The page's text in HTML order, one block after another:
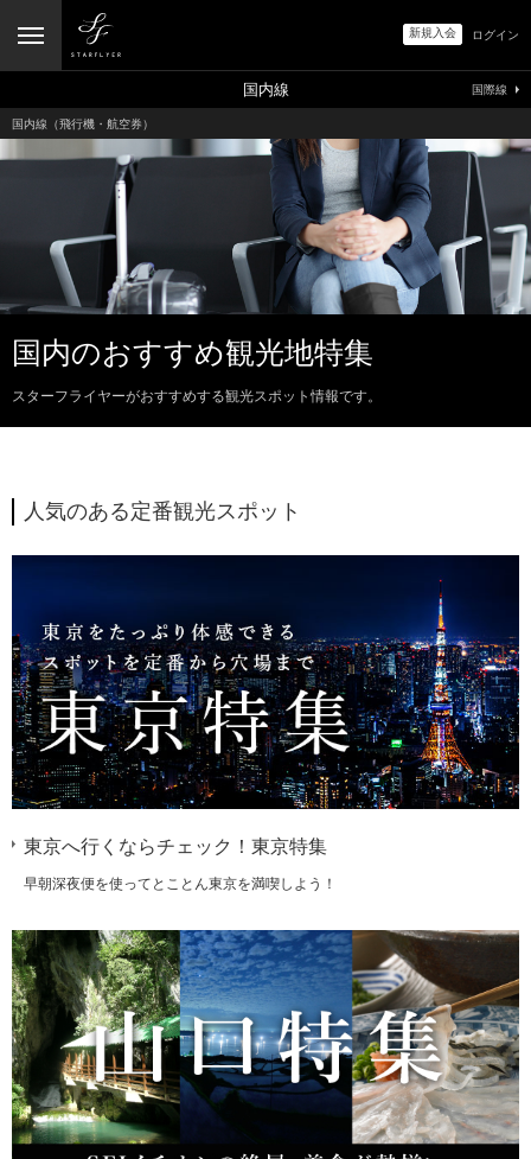
新規入会 ログイン
国内線（飛行機・航空券）
国内のおすすめ観光地特集
スターフライヤーがおすすめする観光スポット情報です。
人気のある定番観光スポット
東京へ行くならチェック！東京特集
早朝深夜便を使ってとことん東京を満喫しよう！
国内線 国際線